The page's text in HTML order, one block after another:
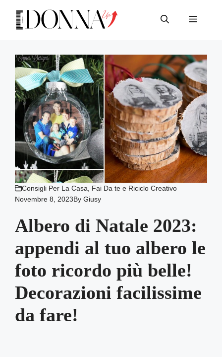
contenuto
Menu
Consigli Per La Casa, Fai Da te e Riciclo Creativo
Novembre 8, 2023ByGiusy
Albero di Natale 2023:
appendi al tuo albero le
foto ricordo più belle!
Decorazioni facilissime
da fare!